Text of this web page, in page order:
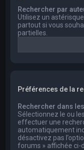
Rechercher par
Utilisez un
partout si vous
partielles.
Préférences de la
Rechercher dans
Sélectionnez le ou
effectuer une
automatiquement
désactivez pas
forums » affichée ci-